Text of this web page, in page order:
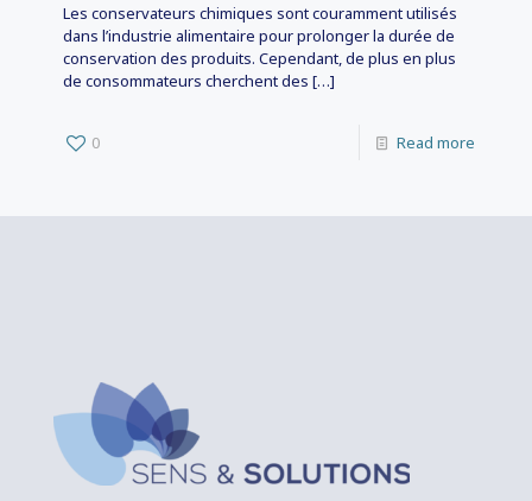
Les conservateurs chimiques sont couramment utilisés
dans l’industrie alimentaire pour prolonger la durée de
conservation des produits. Cependant, de plus en plus
de consommateurs cherchent des […]
0 Read more